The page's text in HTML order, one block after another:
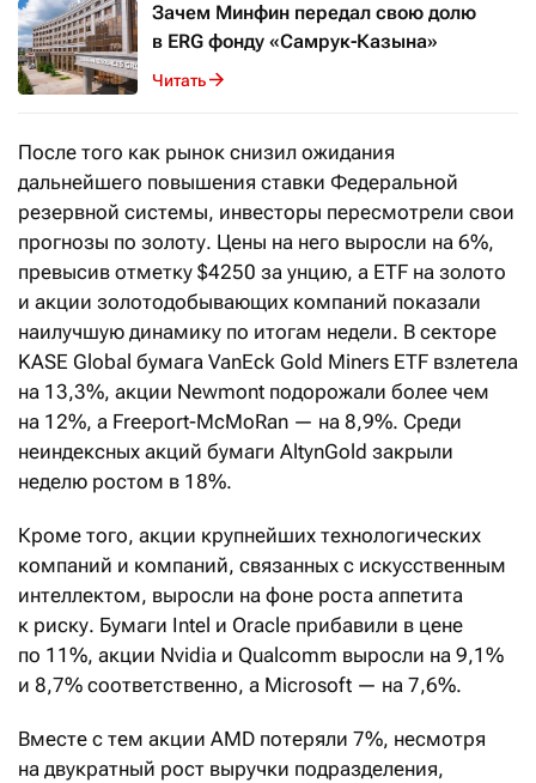
Зачем Минфин передал свою долю
в ERG фонду «Самрук-Казына»
Читать
После того как рынок снизил ожидания
дальнейшего повышения ставки Федеральной
резервной системы, инвесторы пересмотрели свои
прогнозы по золоту. Цены на него выросли на 6%,
превысив отметку $4250 за унцию, а ETF на золото
и акции золотодобывающих компаний показали
наилучшую динамику по итогам недели. В секторе
KASE Global бумага VanEck Gold Miners ETF взлетела
на 13,3%, акции Newmont подорожали более чем
на 12%, а Freeport-McMoRan — на 8,9%. Среди
неиндексных акций бумаги AltynGold закрыли
неделю ростом в 18%.
Кроме того, акции крупнейших технологических
компаний и компаний, связанных с искусственным
интеллектом, выросли на фоне роста аппетита
к риску. Бумаги Intel и Oracle прибавили в цене
по 11%, акции Nvidia и Qualcomm выросли на 9,1%
и 8,7% соответственно, а Microsoft — на 7,6%.
Вместе с тем акции AMD потеряли 7%, несмотря
на двукратный рост выручки подразделения,